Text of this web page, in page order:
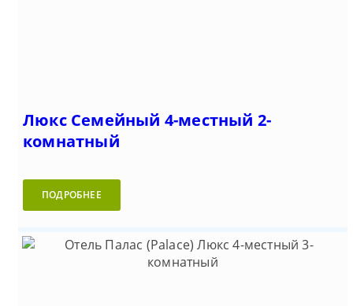
Люкс Семейный 4-местный 2-
комнатный
ПОДРОБНЕЕ